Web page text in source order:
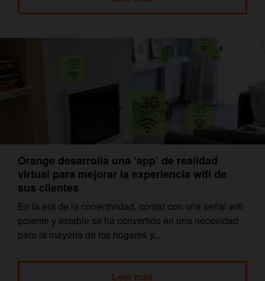
Orange desarrolla una ‘app’ de realidad
virtual para mejorar la experiencia wifi de
sus clientes
En la era de la conectividad, contar con una señal wifi
potente y estable se ha convertido en una necesidad
para la mayoría de los hogares y...
Leer más